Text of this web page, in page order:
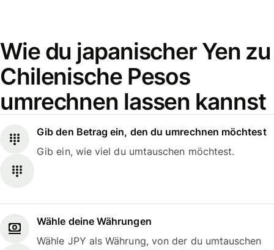
Wie du japanischer Yen zu
Chilenische Pesos
umrechnen lassen kannst
Gib den Betrag ein, den du umrechnen möchtest
Gib ein, wie viel du umtauschen möchtest.
Wähle deine Währungen
Wähle JPY als Währung, von der du umtauschen